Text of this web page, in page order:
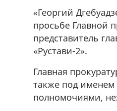
«Георгий
просьбе Главной
представитель
«Рустави-2».
Главная
также под именем
полномочиями,